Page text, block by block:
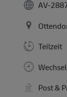
AV-
Teilzeit
Post &